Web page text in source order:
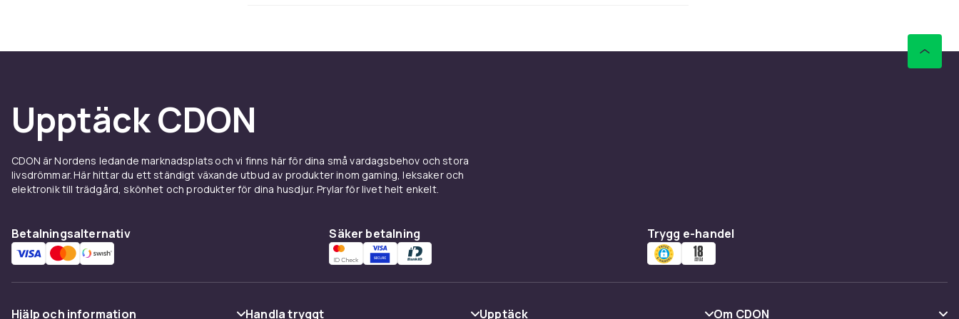
Kamerasystem i en klass för sig
Galaxy S25 Ultra är utrustad med en 200 MP huvudkamera, ultravidvinkel, två
teleobjektiv och kraftfull AI-hantering. Tillsammans ger det en
fotograferingsupplevelse där varje ögonblick kan fångas med precision – oavsett
Kraft, byggkvalitet och batteritid i
Upptäck CDON
CDON är Nordens ledande marknadsplats och vi finns här för dina små vardagsbehov och stora
livsdrömmar. Här hittar du ett ständigt växande utbud av produkter inom gaming, leksaker och
elektronik till trädgård, skönhet och produkter för dina husdjur. Prylar för livet helt enkelt.
Betalningsalternativ Säker betalning Trygg e-handel
Hjälp och information Handla tryggt Upptäck Om CDON